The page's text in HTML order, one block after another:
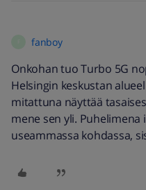
fanboy
Onkohan tuo Turbo 5G
Helsingin keskustan
mitattuna näyttää
mene sen yli.
useammassa kohdassa,